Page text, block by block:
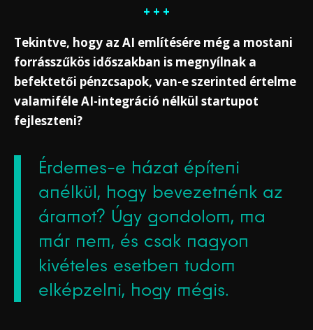
+ + +
Tekintve, hogy az AI említésére még a mostani
forrásszűkös időszakban is megnyílnak a
befektetői pénzcsapok, van-e szerinted értelme
valamiféle AI-integráció nélkül startupot
fejleszteni?
Érdemes-e házat építeni
anélkül, hogy bevezetnénk az
áramot? Úgy gondolom, ma
már nem, és csak nagyon
kivételes esetben tudom
elképzelni, hogy mégis.